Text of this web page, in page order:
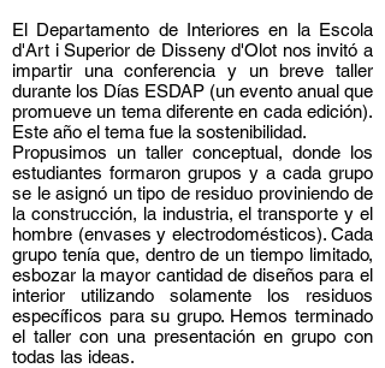
El Departamento de Interiores en la Escola
d'Art i Superior de Disseny d'Olot nos invitó a
impartir una conferencia y un breve taller
durante los Días ESDAP (un evento anual que
promueve un tema diferente en cada edición).
Este año el tema fue la sostenibilidad.
Propusimos un taller conceptual, donde los
estudiantes formaron grupos y a cada grupo
se le asignó un tipo de residuo proviniendo de
la construcción, la industria, el transporte y el
hombre (envases y electrodomésticos). Cada
grupo tenía que, dentro de un tiempo limitado,
esbozar la mayor cantidad de diseños para el
interior utilizando solamente los residuos
específicos para su grupo. Hemos terminado
el taller con una presentación en grupo con
todas las ideas.